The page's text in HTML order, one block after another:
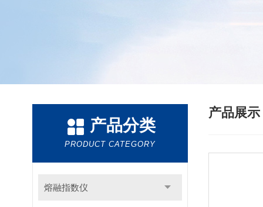
产品分类
PRODUCT CATEGORY
熔融指数仪
产品展示